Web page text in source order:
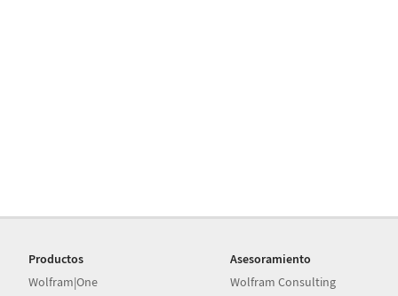
Productos
Wolfram|One
Asesoramiento
Wolfram Consulting